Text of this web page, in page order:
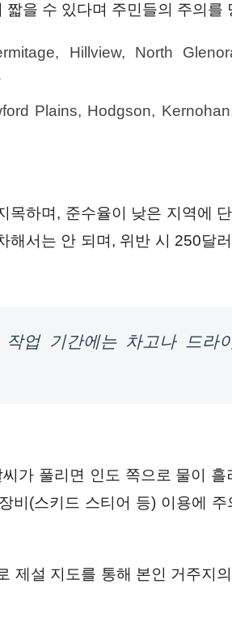
을 수 있다며 주민들의 주의를
Hillview, North
Plains, Hodgson,
하며, 준수율이 낮은 지역에
서는 안 되며, 위반 시 250달
업 기간에는 차고나 드라
가 풀리면 인도 쪽으로 물이 흘
비(스키드 스티어 등) 이용에
제설 지도를 통해 본인 거주지